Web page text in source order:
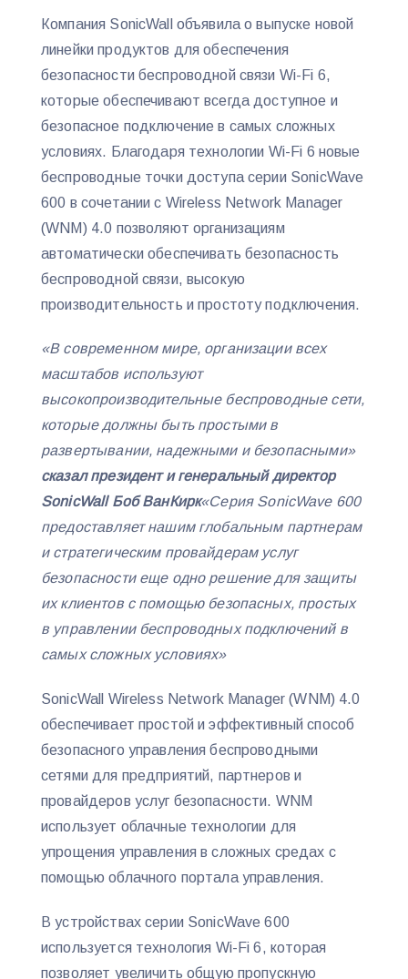
Компания SonicWall объявила о выпуске новой
линейки продуктов для обеспечения
безопасности беспроводной связи Wi-Fi 6,
которые обеспечивают всегда доступное и
безопасное подключение в самых сложных
условиях. Благодаря технологии Wi-Fi 6 новые
беспроводные точки доступа серии SonicWave
600 в сочетании с Wireless Network Manager
(WNM) 4.0 позволяют организациям
автоматически обеспечивать безопасность
беспроводной связи, высокую
производительность и простоту подключения.
«В современном мире, организации всех
масштабов используют
высокопроизводительные беспроводные сети,
которые должны быть простыми в
развертывании, надежными и безопасными»
сказал президент и генеральный директор
SonicWall Боб ВанКирк«Серия SonicWave 600
предоставляет нашим глобальным партнерам
и стратегическим провайдерам услуг
безопасности еще одно решение для защиты
их клиентов с помощью безопасных, простых
в управлении беспроводных подключений в
самых сложных условиях»
SonicWall Wireless Network Manager (WNM) 4.0
обеспечивает простой и эффективный способ
безопасного управления беспроводными
сетями для предприятий, партнеров и
провайдеров услуг безопасности. WNM
использует облачные технологии для
упрощения управления в сложных средах с
помощью облачного портала управления.
В устройствах серии SonicWave 600
используется технология Wi-Fi 6, которая
позволяет увеличить общую пропускную